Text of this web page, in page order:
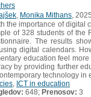
Monika Mithans ,
the importance of digital
of 328 students of the
The results
digital calendars.
education feel
by providing further
technology in
ICT in education
648; Prenosov: 3